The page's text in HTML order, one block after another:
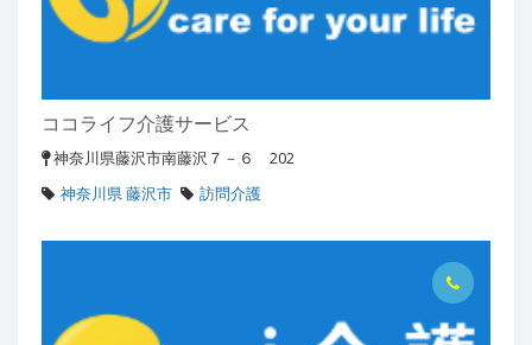
ココライフ介護サービス
神奈川県藤沢市南藤沢７－６ 202
神奈川県 藤沢市
訪問介護